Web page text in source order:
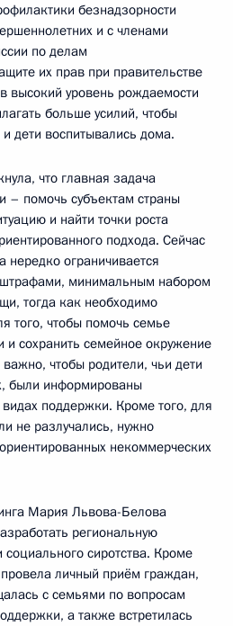
безнадзорности
и с членами
по делам
их прав при правительстве
высокий уровень рождаемости
больше усилий, чтобы
дети воспитывались дома.
что главная задача
– помочь субъектам страны
и найти точки роста
подхода. Сейчас
нередко ограничивается
минимальным набором
тогда как необходимо
того, чтобы помочь семье
и сохранить семейное окружение
чтобы родители, чьи дети
были информированы
поддержки. Кроме того, для
не разлучались, нужно
некоммерческих
Мария Львова-Белова
региональную
сиротства. Кроме
личный приём граждан,
с семьями по вопросам
а также встретилась